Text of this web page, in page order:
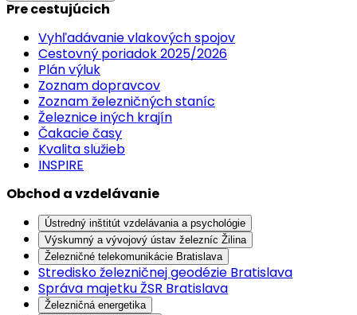
Pre cestujúcich
Vyhľadávanie vlakových spojov
Cestovný poriadok 2025/2026
Plán výluk
Zoznam dopravcov
Zoznam železničných staníc
Železnice iných krajín
Čakacie časy
Kvalita služieb
INSPIRE
Obchod a vzdelávanie
Ústredný inštitút vzdelávania a psychológie
Výskumný a vývojový ústav železníc Žilina
Železničné telekomunikácie Bratislava
Stredisko železničnej geodézie Bratislava
Správa majetku ŽSR Bratislava
Železničná energetika